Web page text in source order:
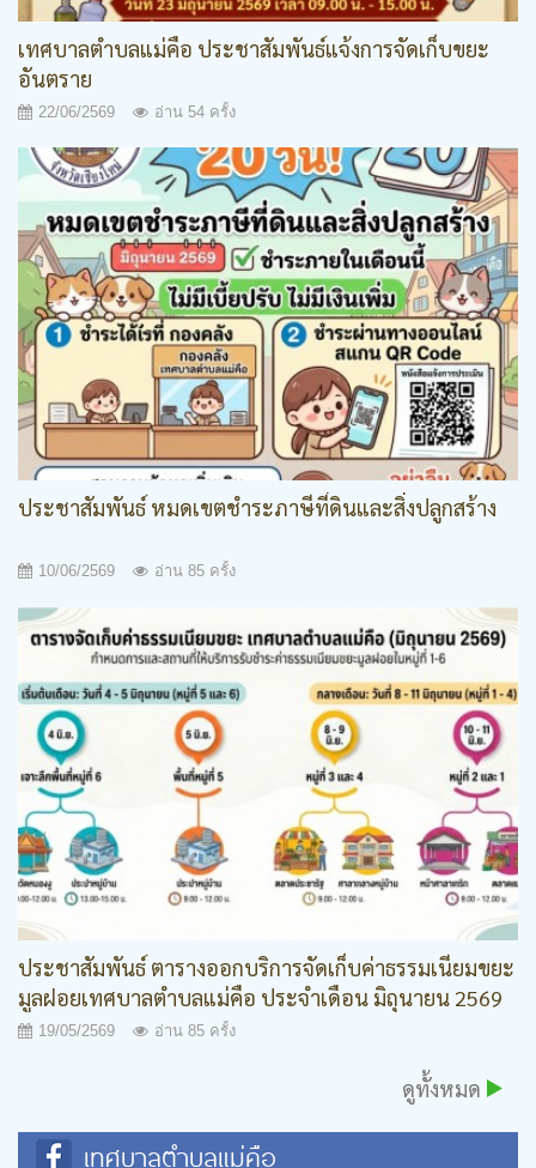
เทศบาลตำบลแม่คือ ประชาสัมพันธ์แจ้งการจัดเก็บขยะ
อันตราย
22/06/2569 อ่าน 54 ครั้ง
ประชาสัมพันธ์ หมดเขตชำระภาษีที่ดินและสิ่งปลูกสร้าง
10/06/2569 อ่าน 85 ครั้ง
ประชาสัมพันธ์ ตารางออกบริการจัดเก็บค่าธรรมเนียมขยะ
มูลฝอยเทศบาลตำบลแม่คือ ประจำเดือน มิถุนายน 2569
19/05/2569 อ่าน 85 ครั้ง
ดูทั้งหมด
เทศบาลตำบลแม่คือ